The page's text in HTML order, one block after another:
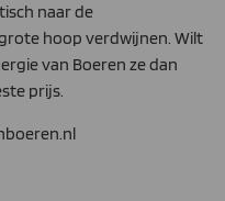
naar de
hoop verdwijnen. Wilt
van Boeren ze dan
prijs.